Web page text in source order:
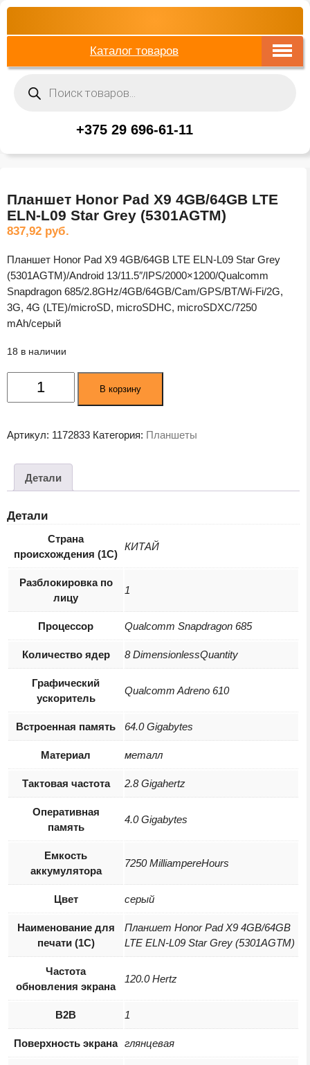
Каталог товаров
товаров
+375 29 696-61-11
Планшет Honor Pad X9 4GB/64GB LTE
ELN-L09 Star Grey (5301AGTM)
837,92 руб.
Планшет Honor Pad X9 4GB/64GB LTE ELN-L09 Star Grey
(5301AGTM)/Android 13/11.5″/IPS/2000×1200/Qualcomm
Snapdragon 685/2.8GHz/4GB/64GB/Cam/GPS/BT/Wi-Fi/2G,
3G, 4G (LTE)/microSD, microSDHC, microSDXC/7250
mAh/серый
18 в наличии
Количество
товара
Pad
4GB/64GB
LTE
L09
Grey
(5301AGTM)
В корзину
Артикул: 1172833 Категория: Планшеты
Детали
Детали
Страна
происхождения (1С)
КИТАЙ
Разблокировка по
лицу
1
Процессор Qualcomm Snapdragon 685
Количество ядер 8 DimensionlessQuantity
Графический
ускоритель
Qualcomm Adreno 610
Встроенная память 64.0 Gigabytes
Материал металл
Тактовая частота 2.8 Gigahertz
Оперативная
память
4.0 Gigabytes
Емкость
аккумулятора
7250 MilliampereHours
Цвет серый
Наименование для
печати (1С)
Планшет Honor Pad X9 4GB/64GB
LTE ELN-L09 Star Grey (5301AGTM)
Частота
обновления экрана
120.0 Hertz
B2B 1
Поверхность экрана глянцевая